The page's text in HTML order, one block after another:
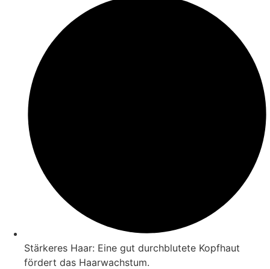
Stärkeres Haar: Eine gut durchblutete Kopfhaut
fördert das Haarwachstum.